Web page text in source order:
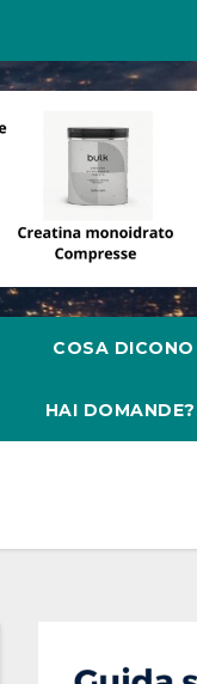
COSA DICONO
HAI DOMANDE?